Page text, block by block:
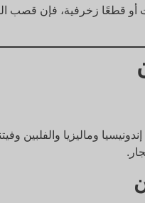
قطعًا زخرفية، فإن قصب
وماليزيا والفلبين